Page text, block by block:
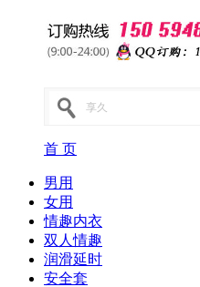
首 页
男用
女用
情趣内衣
双人情趣
润滑延时
安全套